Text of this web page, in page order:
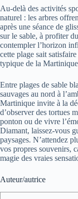
Au-delà des activités
naturel : les arbres
après une séance de
sur le sable, à profiter
contempler l’horizon
cette plage sait
typique de la
Entre plages de sable
sauvages au nord à
Martinique invite à la
d’observer des tortues
ponton ou de vivre
Diamant, laissez-vous
paysages. N’attendez
vos propres souvenirs,
magie des vraies
Auteur/autrice